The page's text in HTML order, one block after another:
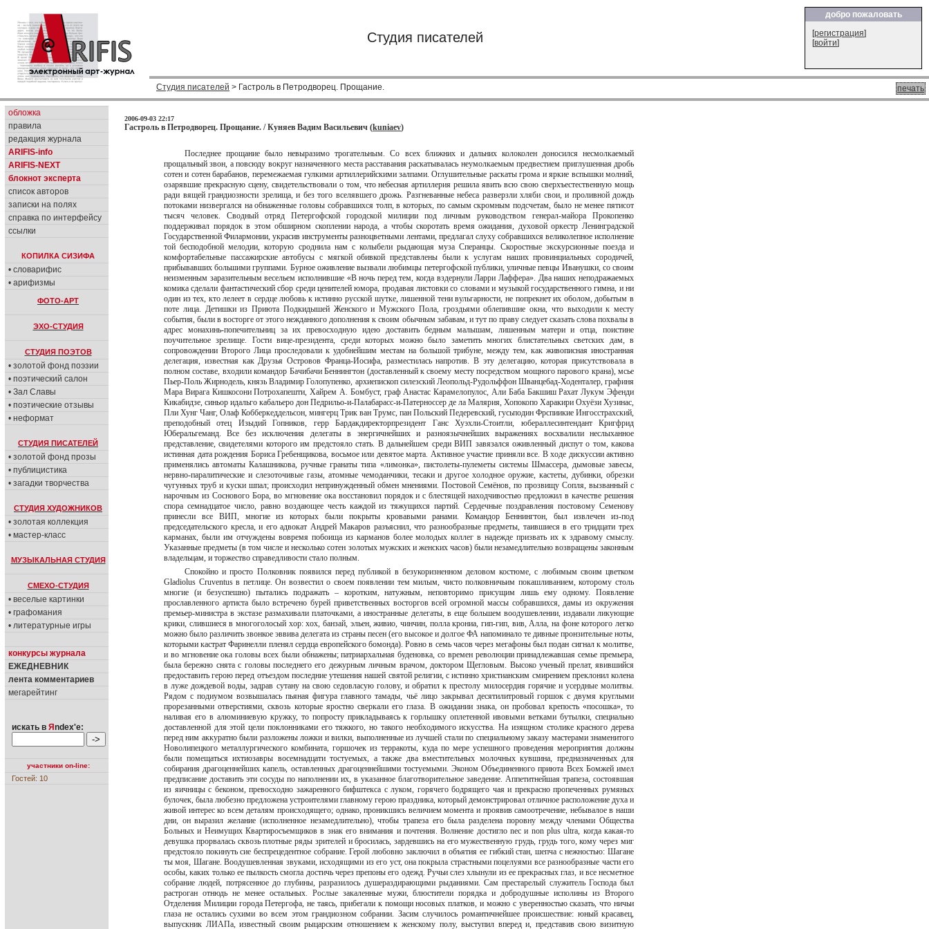
Студия писателей
добро пожаловать
[регистрация]
[войти]
печать
Студия писателей > Гастроль в Петродворец. Прощание.
обложка
правила
редакция журнала
ARIFIS-info
ARIFIS-NEXT
блокнот эксперта
список авторов
записки на полях
справка по интерфейсу
ссылки
КОПИЛКА СИЗИФА
• словарифис
• арифизмы
ФОТО-АРТ
ЭХО-СТУДИЯ
СТУДИЯ ПОЭТОВ
• золотой фонд поэзии
• поэтический салон
• Зал Славы
• поэтические отзывы
• неформат
СТУДИЯ ПИСАТЕЛЕЙ
• золотой фонд прозы
• публицистика
• загадки творчества
СТУДИЯ ХУДОЖНИКОВ
• золотая коллекция
• мастер-класс
МУЗЫКАЛЬНАЯ СТУДИЯ
СМЕХО-СТУДИЯ
• веселые картинки
• графомания
• литературные игры
конкурсы журнала
ЕЖЕДНЕВНИК
лента комментариев
мегарейтинг
искать в Я ndex'е:
участники on-line:
Гостей: 10
2006-09-03 22:17
Гастроль в Петродворец. Прощание. / Куняев Вадим Васильевич (kuniaev)
Последнее прощание было невыразимо трогательным. Со всех ближних и дальних колоколен доносился несмолкаемый
прощальный звон, а повсюду вокруг назначенного места расставания раскатывалась неумолкаемым предвестием приглушенная дробь
сотен и сотен барабанов, перемежаемая гулкими артиллерийскими залпами. Оглушительные раскаты грома и яркие вспышки молний,
озарявшие прекрасную сцену, свидетельствовали о том, что небесная артиллерия решила явить всю свою сверхъестественную мощь
ради вящей грандиозности зрелища, и без того вселявшего дрожь. Разгневанные небеса разверзли хляби свои, и проливной дождь
потоками низвергался на обнаженные головы собравшихся толп, в которых, по самым скромным подсчетам, было не менее пятисот
тысяч человек. Сводный отряд Петергофской городской милиции под личным руководством генерал-майора Прокопенко
поддерживал порядок в этом обширном скоплении народа, а чтобы скоротать время ожидания, духовой оркестр Ленинградской
Государственной Филармонии, украсив инструменты разноцветными лентами, предлагал слуху собравшихся великолепное исполнение
той бесподобной мелодии, которую сроднила нам с колыбели рыдающая муза Сперанцы. Скоростные экскурсионные поезда и
комфортабельные пассажирские автобусы с мягкой обивкой представлены были к услугам наших провинциальных сородичей,
прибывавших большими группами. Бурное оживление вызвали любимцы петергофской публики, уличные певцы Иванушки, со своим
неизменным заразительным весельем исполнившие «В ночь перед тем, когда вздернули Ларри Лаффера». Два наших неподражаемых
комика сделали фантастический сбор среди ценителей юмора, продавая листовки со словами и музыкой государственного гимна, и ни
один из тех, кто лелеет в сердце любовь к истинно русской шутке, лишенной тени вульгарности, не попрекнет их оболом, добытым в
поте лица. Детишки из Приюта Подкидышей Женского и Мужского Пола, гроздьями облепившие окна, что выходили к месту
события, были в восторге от этого нежданного дополнения к своим обычным забавам, и тут по праву следует сказать слова похвалы в
адрес монахинь-попечительниц за их превосходную идею доставить бедным малышам, лишенным матери и отца, поистине
поучительное зрелище. Гости вице-президента, среди которых можно было заметить многих блистательных светских дам, в
сопровождении Второго Лица проследовали к удобнейшим местам на большой трибуне, между тем, как живописная иностранная
делегация, известная как Друзья Островов Франца-Иосифа, разместилась напротив. В эту делегацию, которая присутствовала в
полном составе, входили командор Бачибачи Беннингтон (доставленный к своему месту посредством мощного парового крана), мсье
Пьер-Поль Жирнодель, князь Владимир Голопупенко, архиепископ силезский Леопольд-Рудольффон Шванцебад-Ходенталер, графиня
Мара Вирага Кишкосони Потрохапешти, Хайрем А. Бомбуст, граф Анастас Карамелопулос, Али Баба Бакшиш Рахат Лукум Эфенди
Кикабидзе, синьор идальго кабальеро дон Педрильо-и-Палабарасс-и-Патерноссер де ла Малярия, Хопокопо Харакири Охуёзи Хузинас,
Пли Хунг Чанг, Олаф Кобберкеддельсон, мингерц Трик ван Трумс, пан Польский Педеревский, гусьподин Фрспиикие Ингосстрахский,
преподобный отец Изыдий Гопников, герр Бардакдиректорпрезидент Ганс Хуэхли-Стоитли, юбераллесинтендант Кригфрид
Юберальгеманд. Все без исключения делегаты в энергичнейших и разноязычнейших выражениях восхвалили неслыханное
представление, свидетелями которого им предстояло стать. В дальнейшем среди ВИП завязался оживленный диспут о том, какова
истинная дата рождения Бориса Гребенщикова, восьмое или девятое марта. Активное участие приняли все. В ходе дискуссии активно
применялись автоматы Калашникова, ручные гранаты типа «лимонка», пистолеты-пулеметы системы Шмассера, дымовые завесы,
нервно-паралитические и слезоточивые газы, атомные чемоданчики, тесаки и другое холодное оружие, кастеты, дубинки, обрезки
чугунных труб и куски шпал; происходил непринужденный обмен мнениями. Постовой Семёнов, по прозвищу Сопля, вызванный с
нарочным из Соснового Бора, во мгновение ока восстановил порядок и с блестящей находчивостью предложил в качестве решения
спора семнадцатое число, равно воздающее честь каждой из тяжущихся партий. Сердечные поздравления постовому Семенову
принесли все ВИП, многие из которых были покрыты кровавыми ранами. Командор Беннингтон, был извлечен из-под
председательского кресла, и его адвокат Андрей Макаров разъяснил, что разнообразные предметы, таившиеся в его тридцати трех
карманах, были им отчуждены вовремя побоища из карманов более молодых коллег в надежде призвать их к здравому смыслу.
Указанные предметы (в том числе и несколько сотен золотых мужских и женских часов) были незамедлительно возвращены законным
владельцам, и торжество справедливости стало полным.
Спокойно и просто Полковник появился перед публикой в безукоризненном деловом костюме, с любимым своим цветком
Gladiolus Cruventus в петлице. Он возвестил о своем появлении тем милым, чисто полковничьим покашливанием, которому столь
многие (и безуспешно) пытались подражать – коротким, натужным, неповторимо присущим лишь ему одному. Появление
прославленного артиста было встречено бурей приветственных восторгов всей огромной массы собравшихся, дамы из окружения
премьер-министра в экстазе размахивали платочками, а иностранные делегаты, в еще большем воодушевлении, издавали ликующие
крики, слившиеся в многоголосый хор: хох, банзай, эльен, живио, чинчин, полла крониа, гип-гип, вив, Алла, на фоне которого легко
можно было различить звонкое эввива делегата из страны песен (его высокое и долгое ФА напоминало те дивные пронзительные ноты,
которыми кастрат Фаринелли пленял сердца европейского бомонда). Ровно в семь часов через мегафоны был подан сигнал к молитве,
и во мгновение ока головы всех были обнажены; патриархальная буденовка, со времен революции принадлежавшая семье премьера,
была бережно снята с головы последнего его дежурным личным врачом, доктором Щегловым. Высоко ученый прелат, явившийся
предоставить герою перед отъездом последние утешения нашей святой религии, с истинно христианским смирением преклонил колена
в луже дождевой воды, задрав сутану на свою седовласую голову, и обратил к престолу милосердия горячие и усердные молитвы.
Рядом с подиумом возвышалась пьяная фигура главного тамады, чьё лицо закрывал десятилитровый горшок с двумя круглыми
прорезанными отверстиями, сквозь которые яростно сверкали его глаза. В ожидании знака, он пробовал крепость «посошка», то
наливая его в алюминиевую кружку, то попросту прикладываясь к горлышку оплетенной ивовыми ветками бутылки, специально
доставленной для этой цели поклонниками его тяжкого, но такого необходимого искусства. На изящном столике красного дерева
перед ним аккуратно были разложены ложки и вилки, выполненные из лучшей стали по специальному заказу мастерами знаменитого
Новолипецкого металлургического комбината, горшочек из терракоты, куда по мере успешного проведения мероприятия должны
были помещаться ихтиозавры восемнадцати тостуемых, а также два вместительных молочных кувшина, предназначенных для
собирания драгоценнейших капель, оставленных драгоценнейшими тостуемыми. Эконом Объединенного приюта Всех Бомжей имел
предписание доставить эти сосуды по наполнении их, в указанное благотворительное заведение. Аппетитнейшая трапеза, состоявшая
из яичницы с беконом, превосходно зажаренного бифштекса с луком, горячего бодрящего чая и прекрасно пропеченных румяных
булочек, была любезно предложена устроителями главному герою праздника, который демонстрировал отличное расположение духа и
живой интерес ко всем деталям происходящего; однако, проникшись величием момента и проявив самоотречение, небывалое в наши
дни, он выразил желание (исполненное незамедлительно), чтобы трапеза его была разделена поровну между членами Общества
Больных и Неимущих Квартиросъемщиков в знак его внимания и почтения. Волнение достигло nec и non plus ultra, когда какая-то
девушка прорвалась сквозь плотные ряды зрителей и бросилась, зардевшись на его мужественную грудь, грудь того, кому через миг
предстояло покинуть сие беспрецедентное собрание. Герой любовно заключил в объятия ее гибкий стан, шепча с нежностью: Шагане
ты моя, Шагане. Воодушевленная звуками, исходящими из его уст, она покрыла страстными поцелуями все разнообразные части его
особы, каких только ее пылкость смогла достичь через препоны его одежд. Ручьи слез хлынули из ее прекрасных глаз, и все несметное
собрание людей, потрясенное до глубины, разразилось душераздирающими рыданиями. Сам престарелый служитель Господа был
растроган отнюдь не менее остальных. Рослые закаленные мужи, блюстители порядка и добродушные исполины из Второго
Отделения Милиции города Петергофа, не таясь, прибегали к помощи носовых платков, и можно с уверенностью сказать, что ничьи
глаза не остались сухими во всем этом грандиозном собрании. Засим случилось романтичнейшее происшествие: юный красавец,
выпускник ЛИАПа, известный своим рыцарским отношением к женскому полу, выступил вперед и, представив свою визитную